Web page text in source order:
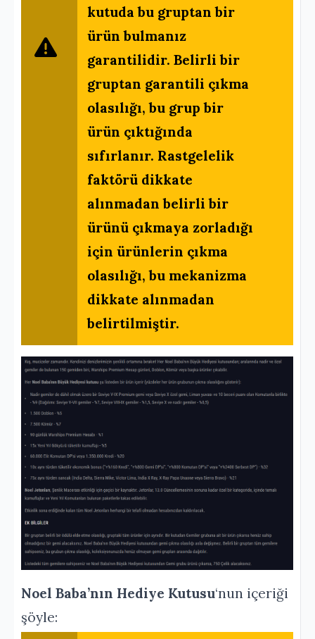
kutuda bu gruptan bir
ürün bulmanız
garantilidir. Belirli bir
gruptan garantili çıkma
olasılığı, bu grup bir
ürün çıktığında
sıfırlanır. Rastgelelik
faktörü dikkate
alınmadan belirli bir
ürünü çıkmaya zorladığı
için ürünlerin çıkma
olasılığı, bu mekanizma
dikkate alınmadan
belirtilmiştir.
Noel Baba’nın Hediye Kutusu‘nun içeriği
şöyle: